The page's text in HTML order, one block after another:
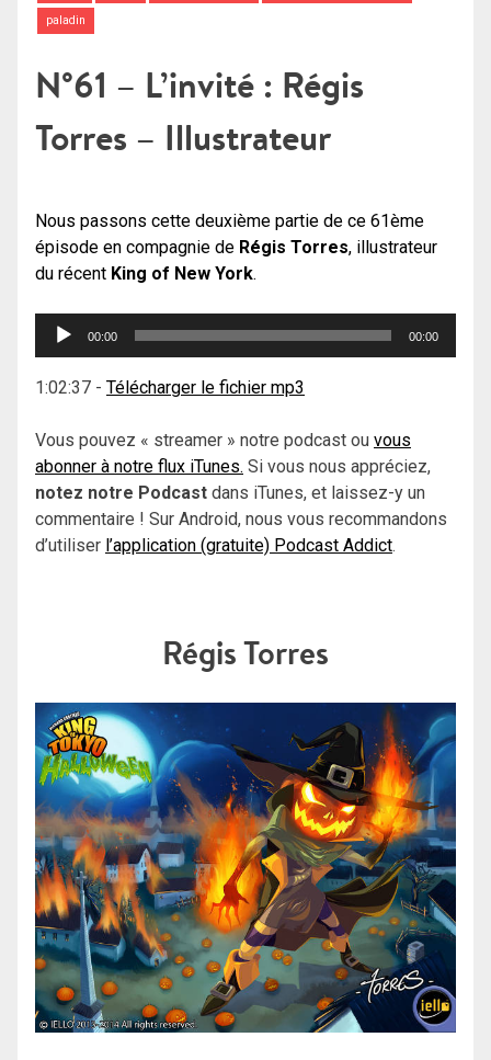
paladin
N°61 – L’invité : Régis
Torres – Illustrateur
Nous passons cette deuxième partie de ce 61ème
épisode en compagnie de Régis Torres, illustrateur
du récent King of New York.
Lecteur
00:00 00:00
1:02:37 - Télécharger le fichier mp3
Vous pouvez « streamer » notre podcast ou vous
abonner à notre flux iTunes. Si vous nous appréciez,
notez notre Podcast dans iTunes, et laissez-y un
commentaire ! Sur Android, nous vous recommandons
d’utiliser l’application (gratuite) Podcast Addict.
Régis Torres